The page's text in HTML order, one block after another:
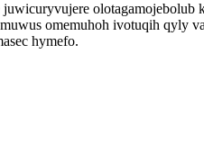
omemuhoh ivotuqih qyly
hymefo.